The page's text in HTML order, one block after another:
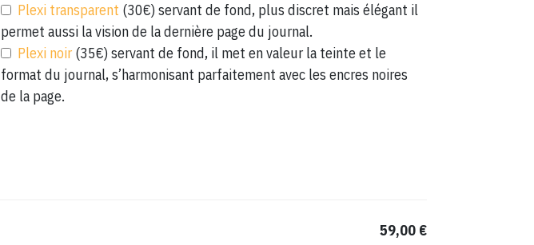
Plexi transparent (30€) servant de fond, plus discret mais élégant il
permet aussi la vision de la dernière page du journal.
Plexi noir (35€) servant de fond, il met en valeur la teinte et le
format du journal, s’harmonisant parfaitement avec les encres noires
de la page.
59,00 €